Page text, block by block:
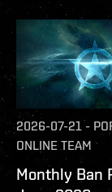
2026-07-21 -
ONLINE TEAM
Monthly Ban